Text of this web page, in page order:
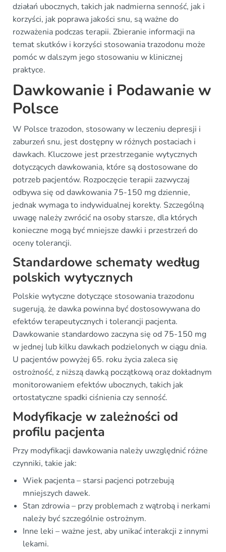
działań ubocznych, takich jak nadmierna senność, jak i
korzyści, jak poprawa jakości snu, są ważne do
rozważenia podczas terapii. Zbieranie informacji na
temat skutków i korzyści stosowania trazodonu może
pomóc w dalszym jego stosowaniu w klinicznej
praktyce.
Dawkowanie i Podawanie w
Polsce
W Polsce trazodon, stosowany w leczeniu depresji i
zaburzeń snu, jest dostępny w różnych postaciach i
dawkach. Kluczowe jest przestrzeganie wytycznych
dotyczących dawkowania, które są dostosowane do
potrzeb pacjentów. Rozpoczęcie terapii zazwyczaj
odbywa się od dawkowania 75-150 mg dziennie,
jednak wymaga to indywidualnej korekty. Szczególną
uwagę należy zwrócić na osoby starsze, dla których
konieczne mogą być mniejsze dawki i przestrzeń do
oceny tolerancji.
Standardowe schematy według
polskich wytycznych
Polskie wytyczne dotyczące stosowania trazodonu
sugerują, że dawka powinna być dostosowywana do
efektów terapeutycznych i tolerancji pacjenta.
Dawkowanie standardowo zaczyna się od 75-150 mg
w jednej lub kilku dawkach podzielonych w ciągu dnia.
U pacjentów powyżej 65. roku życia zaleca się
ostrożność, z niższą dawką początkową oraz dokładnym
monitorowaniem efektów ubocznych, takich jak
ortostatyczne spadki ciśnienia czy senność.
Modyfikacje w zależności od
profilu pacjenta
Przy modyfikacji dawkowania należy uwzględnić różne
czynniki, takie jak:
Wiek pacjenta – starsi pacjenci potrzebują
mniejszych dawek.
Stan zdrowia – przy problemach z wątrobą i nerkami
należy być szczególnie ostrożnym.
Inne leki – ważne jest, aby unikać interakcji z innymi
lekami.